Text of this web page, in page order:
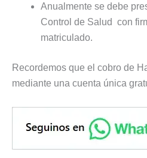
Anualmente se debe
Control de Salud con
matriculado.
Recordemos que el cobro de
mediante una cuenta única